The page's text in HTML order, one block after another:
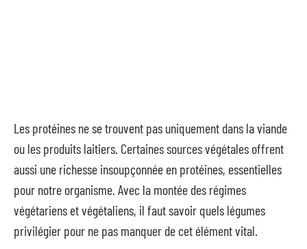
Les protéines ne se trouvent pas uniquement dans la viande
ou les produits laitiers. Certaines sources végétales offrent
aussi une richesse insoupçonnée en protéines, essentielles
pour notre organisme. Avec la montée des régimes
végétariens et végétaliens, il faut savoir quels légumes
privilégier pour ne pas manquer de cet élément vital.